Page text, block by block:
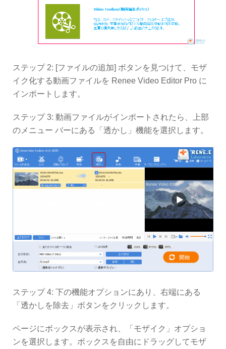
ステップ 2: [ファイルの追加] ボタンを見つけて、モザ
イク化する動画ファイルを Renee Video Editor Pro に
インポートします。
ステップ 3: 動画ファイルがインポートされたら、上部
のメニュー バーにある「透かし」機能を選択します。
ステップ 4: 下の機能オプションにあり、右端にある
「透かしを除去」ボタンをクリックします。
ページにボックスが表示され、「モザイク」オプショ
ンを選択します。ボックスを自由にドラッグしてモザ